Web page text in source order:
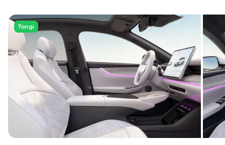
Yangi